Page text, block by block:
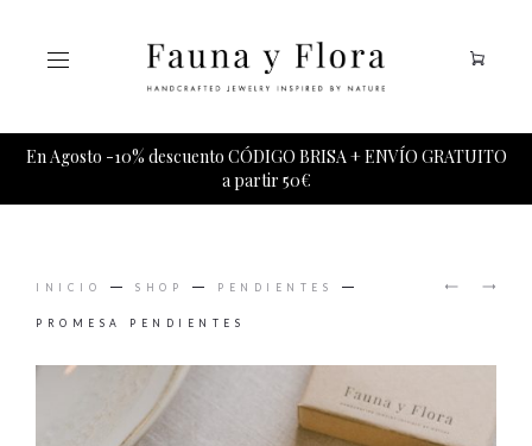
En Agosto -10% descuento CÓDIGO BRISA + ENVÍO GRATUITO
a partir 50€
INICIO SHOP PENDIENTES
PROMESA PENDIENTES